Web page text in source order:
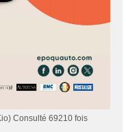
Consulté 69210 fois